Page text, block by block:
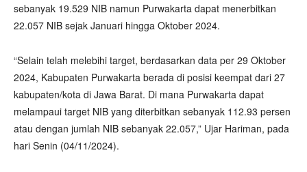
sebanyak 19.529 NIB namun Purwakarta dapat menerbitkan
22.057 NIB sejak Januari hingga Oktober 2024.
“Selain telah melebihi target, berdasarkan data per 29 Oktober
2024, Kabupaten Purwakarta berada di posisi keempat dari 27
kabupaten/kota di Jawa Barat. Di mana Purwakarta dapat
melampaui target NIB yang diterbitkan sebanyak 112.93 persen
atau dengan jumlah NIB sebanyak 22.057,” Ujar Hariman, pada
hari Senin (04/11/2024).